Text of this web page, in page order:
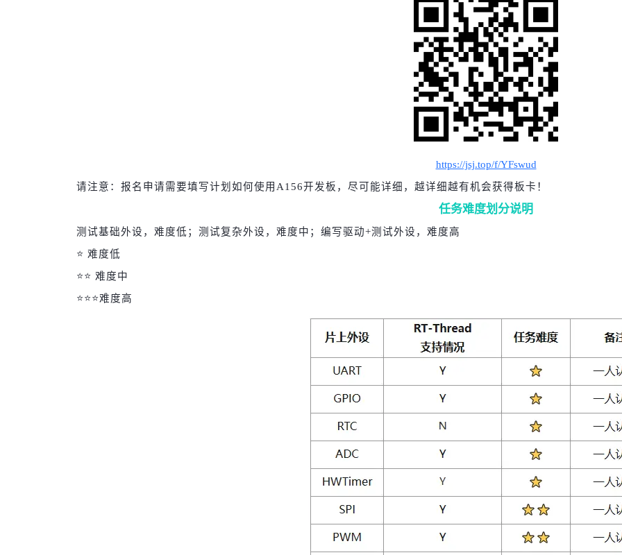
https://jsj.top/f/YFswud
请注意：报名申请需要填写计划如何使用A156开发板，尽可能详细，越详细越有机会获得板卡！
任务难度划分说明
测试基础外设，难度低；测试复杂外设，难度中；编写驱动+测试外设，难度高
⭐ 难度低
⭐⭐ 难度中
⭐⭐⭐难度高